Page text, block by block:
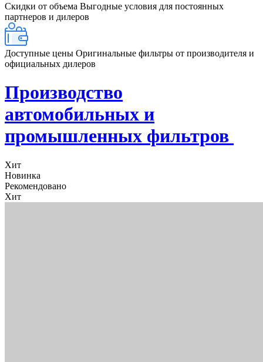
Скидки от объема Выгодные условия для постоянных
партнеров и дилеров
Доступные цены Оригинальные фильтры от производителя и
официальных дилеров
Производство
автомобильных и
промышленных фильтров
Хит
Новинка
Рекомендовано
Хит